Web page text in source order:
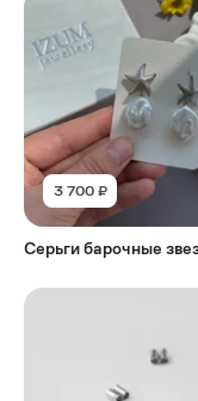
3 700 ₽
Серьги барочные